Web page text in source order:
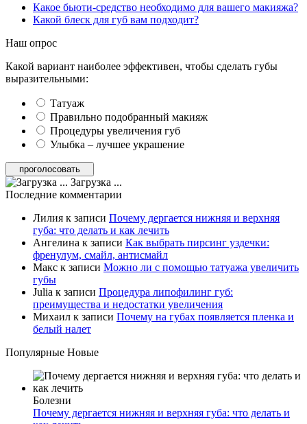
Какое бьюти-средство необходимо для вашего макияжа?
Какой блеск для губ вам подходит?
Наш опрос
Какой вариант наиболее эффективен, чтобы сделать губы
выразительными:
Татуаж
Правильно подобранный макияж
Процедуры увеличения губ
Улыбка – лучшее украшение
Загрузка ...
Последние комментарии
Лилия к записи Почему дергается нижняя и верхняя
губа: что делать и как лечить
Ангелина к записи Как выбрать пирсинг уздечки:
френулум, смайл, антисмайл
Макс к записи Можно ли с помощью татуажа увеличить
губы
Julia к записи Процедура липофилинг губ:
преимущества и недостатки увеличения
Михаил к записи Почему на губах появляется пленка и
белый налет
Популярные Новые
Болезни
Почему дергается нижняя и верхняя губа: что делать и